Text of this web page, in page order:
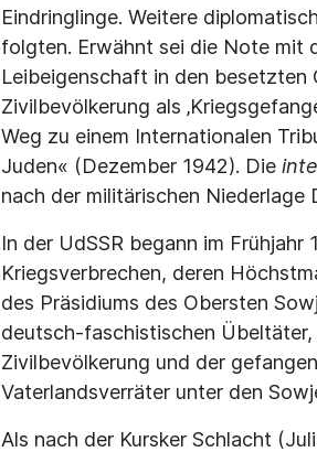
Eindringlinge. Weitere
folgten. Erwähnt sei die Note mit
Leibeigenschaft in den besetzten
Zivilbevölkerung als
Weg zu einem Internationalen
Juden« (Dezember 1942). Die
nach der militärischen Niederlage
In der UdSSR begann im
Kriegsverbrechen, deren
des Präsidiums des Obersten
deutsch-faschistischen
Zivilbevölkerung und der
Vaterlandsverräter unter den
Als nach der Kursker Schlacht